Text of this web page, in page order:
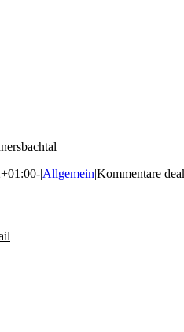
-|Allgemein|Kommentare